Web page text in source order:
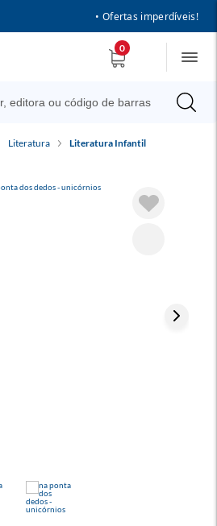
• Ofertas imperdíveis!
0
Literatura Literatura Infantil